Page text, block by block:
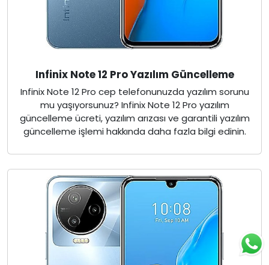
Infinix Note 12 Pro Yazılım Güncelleme
Infinix Note 12 Pro cep telefonunuzda yazılım sorunu
mu yaşıyorsunuz? Infinix Note 12 Pro yazılım
güncelleme ücreti, yazılım arızası ve garantili yazılım
güncelleme işlemi hakkında daha fazla bilgi edinin.